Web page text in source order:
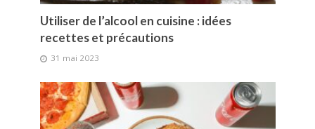
Utiliser de l’alcool en cuisine : idées
recettes et précautions
31 mai 2023